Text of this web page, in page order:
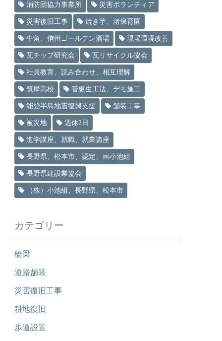
消防団協力事業所 災害ボランティア
災害復旧工事 焼き芋、渚保育園
牛角、信州ゴールデン酒場 現場環境改善
瓦チップ研究会 瓦リサイクル協会
社員教育、読み合わせ、相互理解
筑摩高校 管更生工法、デモ施工
能登半島地震復興支援 舗装工事
被災地 週休2日
進学講座、就職、就業講座
長野県、松本市、認定、㈱小池組
長野県建設業協会
（株）小池組、長野県、松本市
カテゴリー
橋梁
道路舗装
災害復旧工事
耕地復旧
歩道設置